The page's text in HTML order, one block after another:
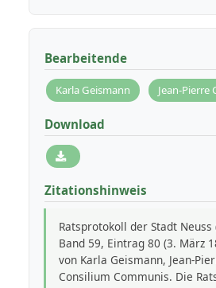
Bearbeitende
Karla Geismann Jean-Pierre
Download
Zitationshinweis
Ratsprotokoll der Stadt Neuss
Band 59, Eintrag 80 (3. März
von Karla Geismann, Jean-
Consilium Communis. Die